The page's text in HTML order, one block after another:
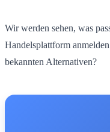
Wir werden sehen, was
Handelsplattform
bekannten Alternativen?